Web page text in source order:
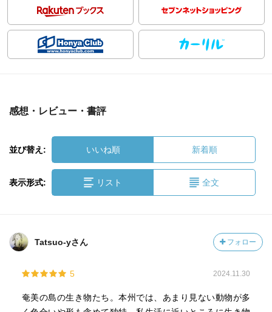
感想・レビュー・書評
並び替え: いいね順 新着順
表示形式: リスト 全文
Tatsuo-yさん フォロー
5 2024.11.30
奄美の島の生き物たち。本州では、あまり見ない動物が多